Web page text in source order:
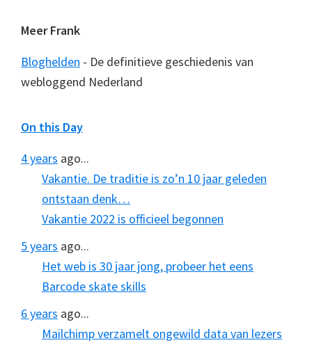
Meer Frank
Bloghelden - De definitieve geschiedenis van
webloggend Nederland
On this Day
4 years ago...
Vakantie. De traditie is zo’n 10 jaar geleden
ontstaan denk…
Vakantie 2022 is officieel begonnen
5 years ago...
Het web is 30 jaar jong, probeer het eens
Barcode skate skills
6 years ago...
Mailchimp verzamelt ongewild data van lezers